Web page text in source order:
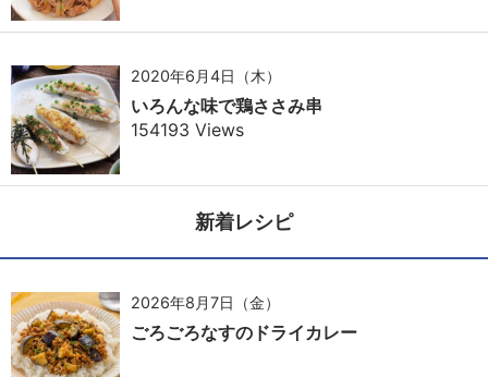
2020年6月4日（木）
いろんな味で鶏ささみ串
154193 Views
新着レシピ
2026年8月7日（金）
ごろごろなすのドライカレー